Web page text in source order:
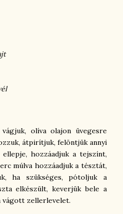
olíva olajon üvegesre
átpirítjuk, felöntjük annyi
hozzáadjuk a tejszínt,
múlva hozzáadjuk a tésztát,
ha szükséges, pótoljuk a
elkészült, keverjük bele a
vágott zellerlevelet.